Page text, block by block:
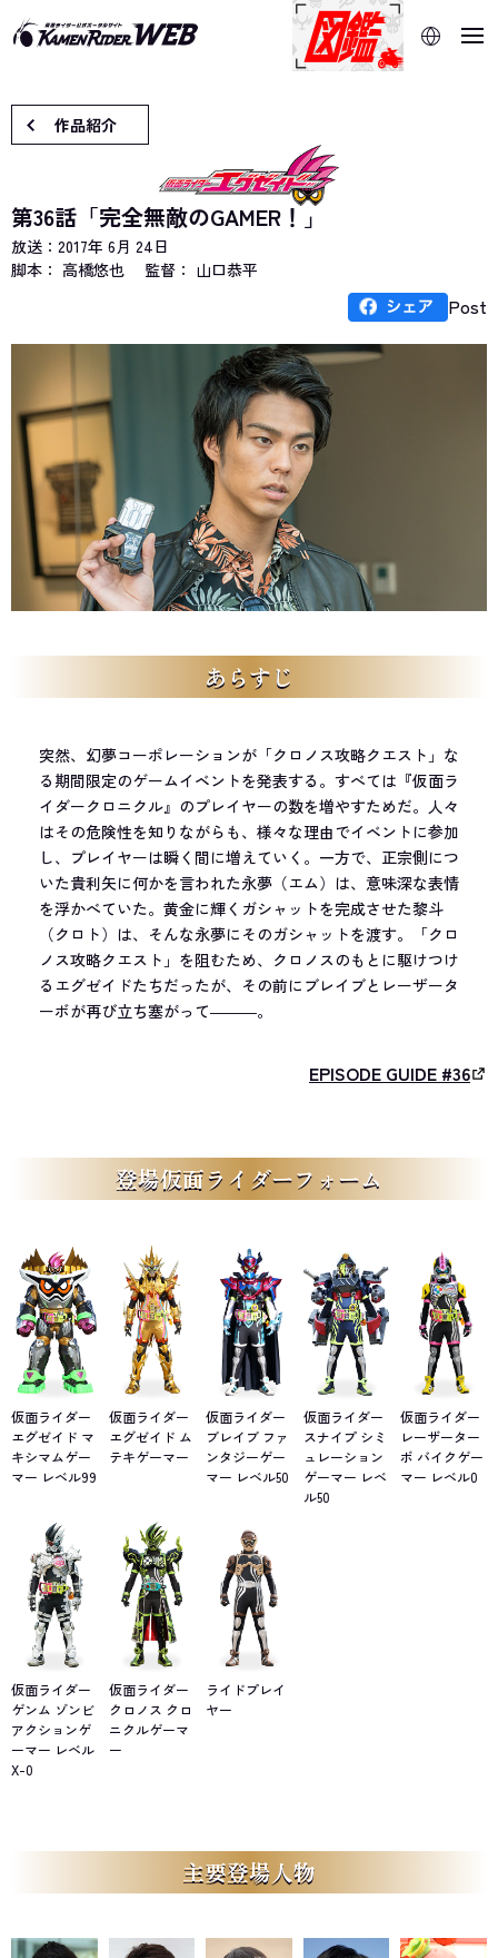
当サイトでは、機械的な自動翻訳サービスを使用していま
す。指定した言語に切り替わらないページは、ブラウザの翻
訳機能をご利用ください。
作品紹介
第36話「完全無敵のGAMER！」
放送： 2017年 6月 24日
脚本： 高橋悠也
監督： 山口恭平
Post
あらすじ
突然、幻夢コーポレーションが「クロノス攻略クエスト」な
る期間限定のゲームイベントを発表する。すべては『仮面ラ
イダークロニクル』のプレイヤーの数を増やすためだ。人々
はその危険性を知りながらも、様々な理由でイベントに参加
し、プレイヤーは瞬く間に増えていく。一方で、正宗側につ
いた貴利矢に何かを言われた永夢（エム）は、意味深な表情
を浮かべていた。黄金に輝くガシャットを完成させた黎斗
（クロト）は、そんな永夢にそのガシャットを渡す。「クロ
ノス攻略クエスト」を阻むため、クロノスのもとに駆けつけ
るエグゼイドたちだったが、その前にブレイブとレーザータ
ーボが再び立ち塞がって―――。
EPISODE GUIDE #36
登場仮面ライダーフォーム
仮面ライダー
エグゼイド マ
キシマムゲー
マー レベル99
仮面ライダー
エグゼイド ム
テキゲーマー
仮面ライダー
ブレイブ ファ
ンタジーゲー
マー レベル50
仮面ライダー
スナイプ シミ
ュレーション
ゲーマー レベ
ル50
仮面ライダー
レーザーター
ボ バイクゲー
マー レベル0
仮面ライダー
ゲンム ゾンビ
アクションゲ
ーマー レベル
X-0
仮面ライダー
クロノス クロ
ニクルゲーマ
ー
ライドプレイ
ヤー
主要登場人物